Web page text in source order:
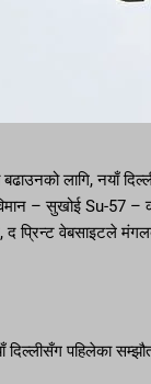
बढाउनको लागि, नयाँ
– सुखोई Su-57 –
प्रिन्ट वेबसाइटले
दिल्लीसँग पहिलेका